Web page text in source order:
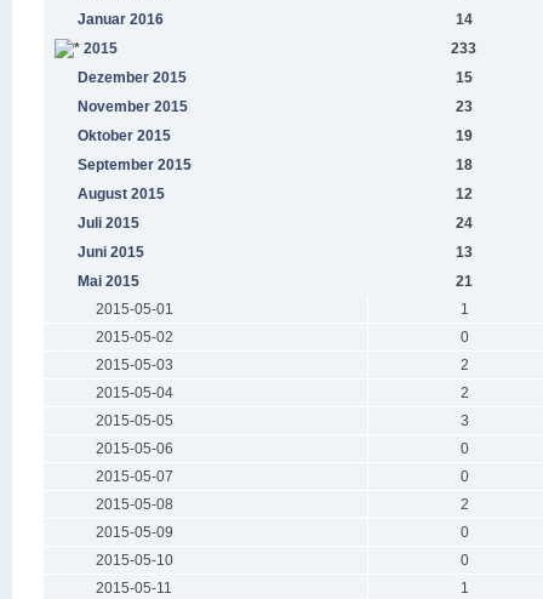
Januar 2016
14
2015
233
Dezember 2015
15
November 2015
23
Oktober 2015
19
September 2015
18
August 2015
12
Juli 2015
24
Juni 2015
13
Mai 2015
21
2015-05-01
1
2015-05-02
0
2015-05-03
2
2015-05-04
2
2015-05-05
3
2015-05-06
0
2015-05-07
0
2015-05-08
2
2015-05-09
0
2015-05-10
0
2015-05-11
1